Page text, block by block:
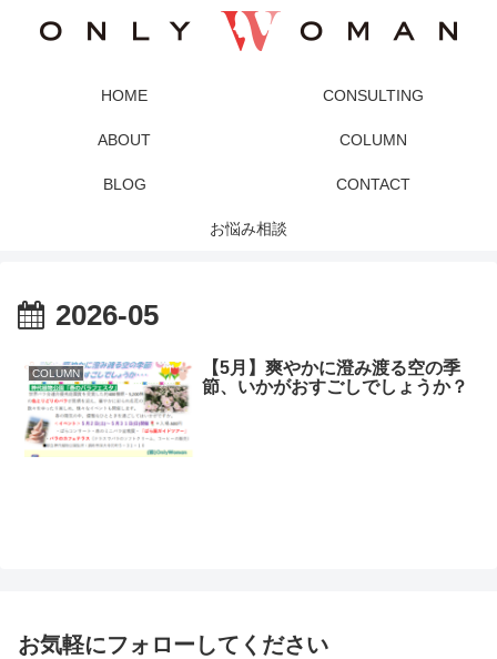
HOME CONSULTING
ABOUT COLUMN
BLOG CONTACT
お悩み相談
2026-05
COLUMN
【5月】爽やかに澄み渡る空の季
節、いかがおすごしでしょうか？
お気軽にフォローしてください